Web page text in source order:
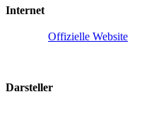
Internet
Offizielle Website
Darsteller